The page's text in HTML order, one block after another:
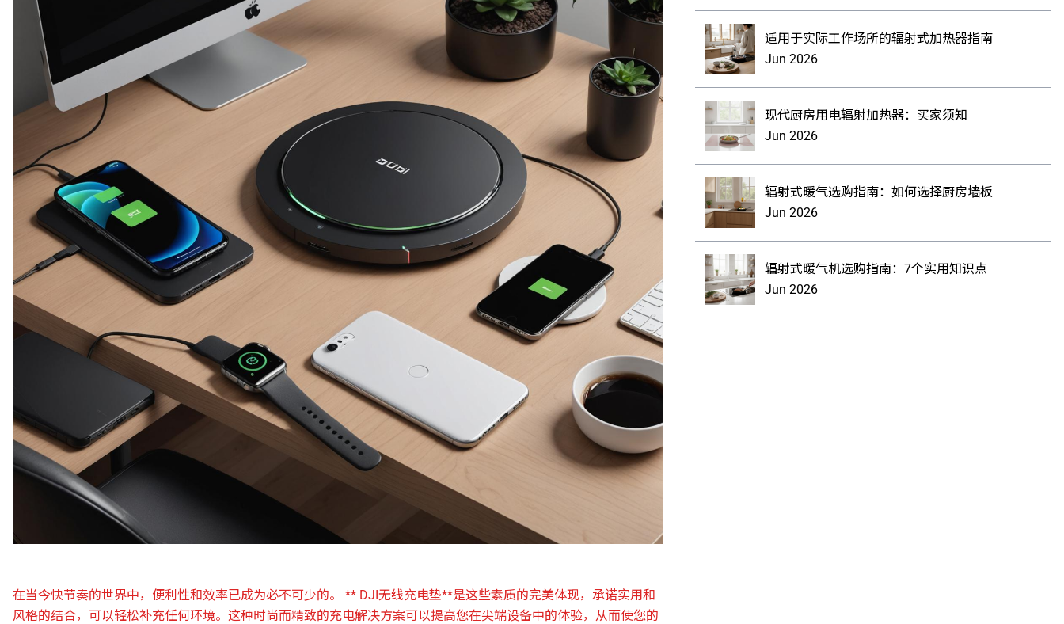
在当今快节奏的世界中，便利性和效率已成为必不可少的。 ** DJI无线充电垫**是这些素质的完美体现，承诺实用和
风格的结合，可以轻松补充任何环境。这种时尚而精致的充电解决方案可以提高您在尖端设备中的体验，从而使您的
适用于实际工作场所的辐射式加热器指南
Jun 2026
现代厨房用电辐射加热器：买家须知
Jun 2026
辐射式暖气选购指南：如何选择厨房墙板
Jun 2026
辐射式暖气机选购指南：7个实用知识点
Jun 2026